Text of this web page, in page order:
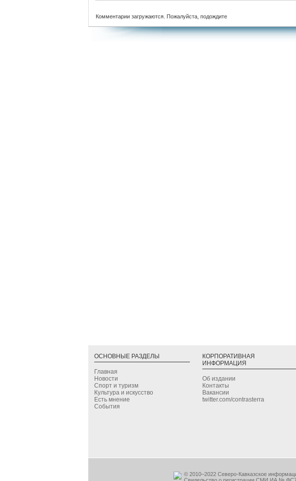
Комментарии загружаются. Пожалуйста, подождите
ОСНОВНЫЕ РАЗДЕЛЫ
Главная
Новости
Спорт и туризм
Культура и искусство
Есть мнение
События
КОРПОРАТИВНАЯ
ИНФОРМАЦИЯ
Об издании
Контакты
Вакансии
twitter.com/contrasterra
© 2010–2022 Северо-Кавказское
Свидельство о регистрации СМИ ИА №